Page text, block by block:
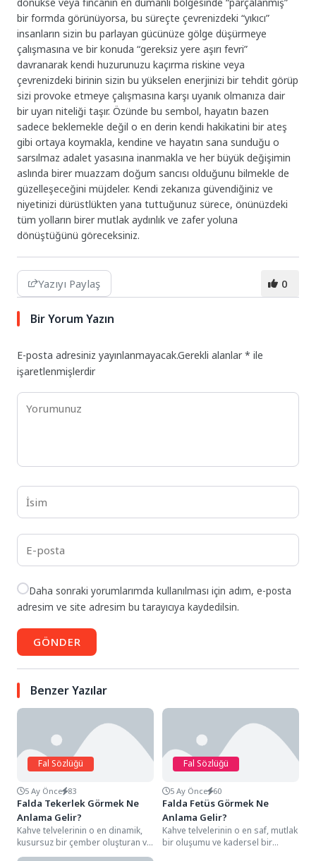
bir formda görünüyorsa, bu süreçte çevrenizdeki “yıkıcı”
insanların sizin bu parlayan gücünüze gölge düşürmeye
çalışmasına ve bir konuda “gereksiz yere aşırı fevri”
davranarak kendi huzurunuzu kaçırma riskine veya
çevrenizdeki birinin sizin bu yükselen enerjinizi bir tehdit görüp
sizi provoke etmeye çalışmasına karşı uyanık olmanıza dair
bir uyarı niteliği taşır. Özünde bu sembol, hayatın bazen
sadece beklemekle değil o en derin kendi hakikatini bir ateş
gibi ortaya koymakla, kendine ve hayatın sana sunduğu o
sarsılmaz adalet yasasına inanmakla ve her büyük değişimin
aslında birer muazzam doğum sancısı olduğunu bilmekle de
güzelleşeceğini müjdeler. Kendi zekanıza güvendiğiniz ve
niyetinizi dürüstlükten yana tuttuğunuz sürece, önünüzdeki
tüm yolların birer mutlak aydınlık ve zafer yoluna
dönüştüğünü göreceksiniz.
Yazıyı Paylaş 0
Bir Yorum Yazın
E-posta adresiniz yayınlanmayacak.Gerekli alanlar* ile
işaretlenmişlerdir
Daha sonraki yorumlarımda kullanılması için adım, e-posta
adresim ve site adresim bu tarayıcıya kaydedilsin.
GÖNDER
Benzer Yazılar
Fal Sözlüğü
5 Ay Önce 83
Falda Tekerlek Görmek Ne
Anlama Gelir?
Kahve telvelerinin o en dinamik,
kusursuz bir çember oluşturan ve
sanki fincanın kenarından akıp
Fal Sözlüğü
5 Ay Önce 60
Falda Fetüs Görmek Ne
Anlama Gelir?
Kahve telvelerinin o en saf, mutlak
bir oluşumu ve kadersel bir